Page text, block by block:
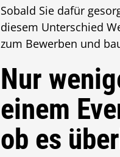
Sobald Sie dafür
diesem Unterschied
zum Bewerben und
Nur
einem
ob es